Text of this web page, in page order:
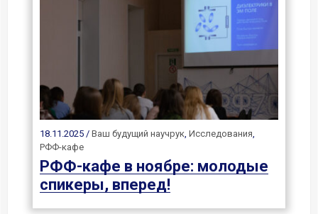
18.11.2025 / Ваш будущий научрук, Исследования,
РФФ-кафе
РФФ-кафе в ноябре: молодые
спикеры, вперед!